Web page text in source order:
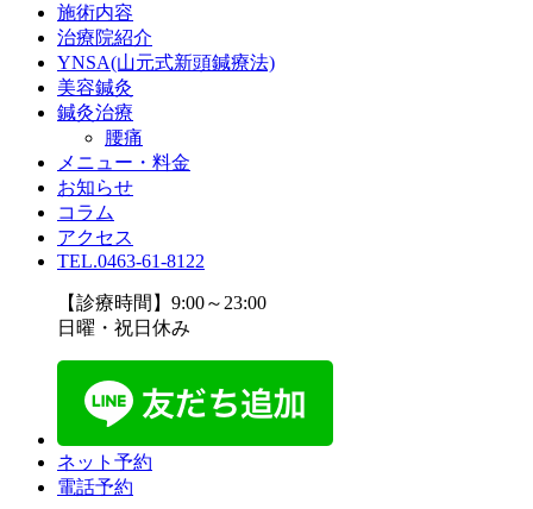
施術内容
治療院紹介
YNSA(山元式新頭鍼療法)
美容鍼灸
鍼灸治療
腰痛
メニュー・料金
お知らせ
コラム
アクセス
TEL.0463-61-8122
【診療時間】9:00～23:00
日曜・祝日休み
ネット予約
電話予約